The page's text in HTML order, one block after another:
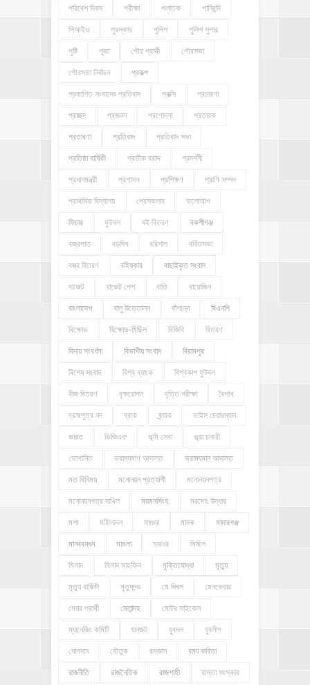
পরিবেশ দিবস পরীক্ষা পলাতক পানিবন্দি
পিআইও পুরস্কার পুলিশ পুলিশ সুপার
পুষ্টি পূজা পৌর প্রার্থী পৌরসভা
পৌরসভা নির্বাচন প্রকল্প
প্রকাশিত সংবাদের প্রতিবাদ প্রক্সি প্রচারণা
প্রচ্ছদ প্রজনন প্রণোদনা প্রতারক
প্রতারণা প্রতিবাদ প্রতিবাদ সভা
প্রতিষ্ঠা বার্ষিকী প্রতীক বরাদ্দ প্রদর্শনী
প্রধানমন্ত্রী প্রশাসন প্রশিক্ষণ প্রাণি সম্পদ
প্রাথমিক বিদ্যালয় প্রেসক্লাব ফলোআপ
ফিচার ফুটবল বই বিতরণ বকশীগঞ্জ
বজ্রপাত বড়দিন বরিশাল বর্ধিতসভা
বস্ত্র বিতরণ বহিষ্কার বাছাইকৃত সংবাদ
বাজেট বাজেট পেশ বাতি বায়োজিন
বাংলাদেশ বালু উত্তোলন বাঁশচড়া বিএনপি
বিক্ষোভ বিক্ষোভ-মিছিল বিজিবি বিতরণ
বিদায় সংবর্ধনা বিভাগীয় সংবাদ বিরামপুর
বিশেষ সংবাদ বিশ্ব ব্যাংক বিশ্বকাপ ফুটবল
বীজ বিতরণ বৃক্ষরোপন বৃত্তি পরীক্ষা বৈশাখ
ব্রহ্মপুত্র নদ ব্রাক ব্র্যাক ভাইস চেয়ারম্যান
ভারত ভিজিএফ ভূমি সেবা ভূয়া চাকরী
ভোগান্তি ভ্রাম্যমাণ আদালত ভ্রাম্যমান আদালত
মত বিনিময় মনোনয়ন প্রত্যাশী মনোনয়নপত্র
মনোনয়নপত্র দাখিল ময়মনসিংহ মরদেহ উদ্ধার
মশা মহিলাদল মাগুড়া মাদক মাদারগঞ্জ
মানববন্ধন মামলা মারধর মিছিল
মিলাদ মিলাদ মাহফিল মুক্তিযোদ্ধা মৃত্যু
মৃত্যু বার্ষিকী মৃত্যুদন্ড মে দিবস মেনকেয়ার
মেয়র প্রার্থী মেলান্দহ মোটর সাইকেল
ম্যানেজিং কমিটি যানজট যুবদল যুবলীগ
যোগদান যৌতুক রমজান রম্য কবিতা
রাজনীতি রাজনৈতিক রাজশাহী রাস্তা সংস্কার